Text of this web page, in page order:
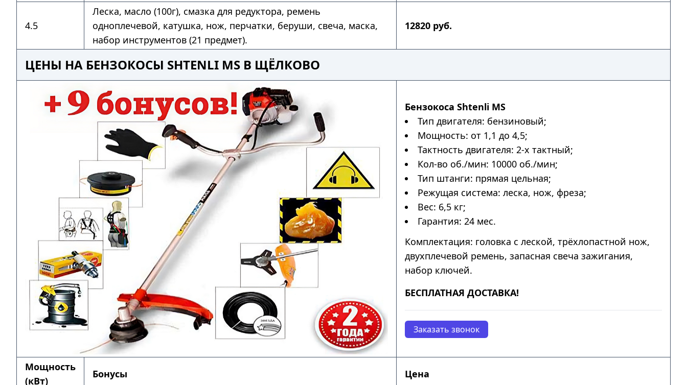
4.5
Леска, масло (100г), смазка для редуктора, ремень
одноплечевой, катушка, нож, перчатки, беруши, свеча, маска,
набор инструментов (21 предмет).
12820 руб.
ЦЕНЫ НА БЕНЗОКОСЫ SHTENLI MS В ЩЁЛКОВО
Бензокоса Shtenli MS
Тип двигателя: бензиновый;
Мощность: от 1,1 до 4,5;
Тактность двигателя: 2-х тактный;
Кол-во об./мин: 10000 об./мин;
Тип штанги: прямая цельная;
Режущая система: леска, нож, фреза;
Вес: 6,5 кг;
Гарантия: 24 мес.
Комплектация: головка с леской, трёхлопастной нож,
двухплечевой ремень, запасная свеча зажигания,
набор ключей.
БЕСПЛАТНАЯ ДОСТАВКА!
Заказать звонок
Мощность
(кВт)
Бонусы Цена